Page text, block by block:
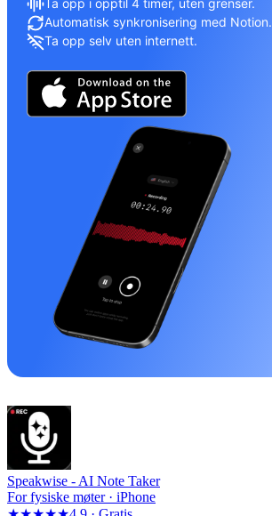
Automatisk synkronisering med Notion.
Ta opp selv uten internett.
Speakwise - AI Note Taker
For fysiske møter · iPhone